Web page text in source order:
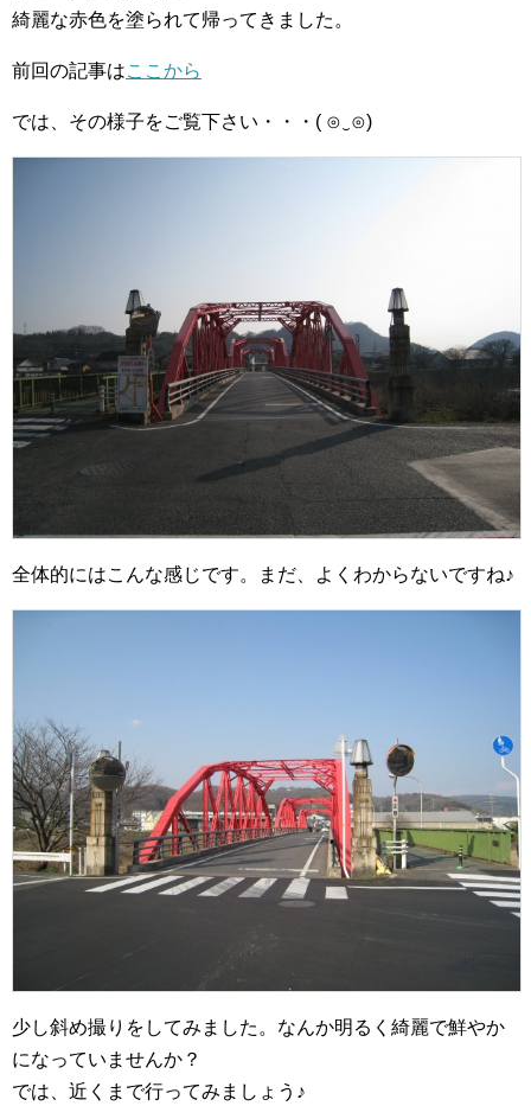
綺麗な赤色を塗られて帰ってきました。
前回の記事はここから
では、その様子をご覧下さい・・・( ⊙‿⊙)
全体的にはこんな感じです。まだ、よくわからないですね♪
少し斜め撮りをしてみました。なんか明るく綺麗で鮮やか
になっていませんか？
では、近くまで行ってみましょう♪